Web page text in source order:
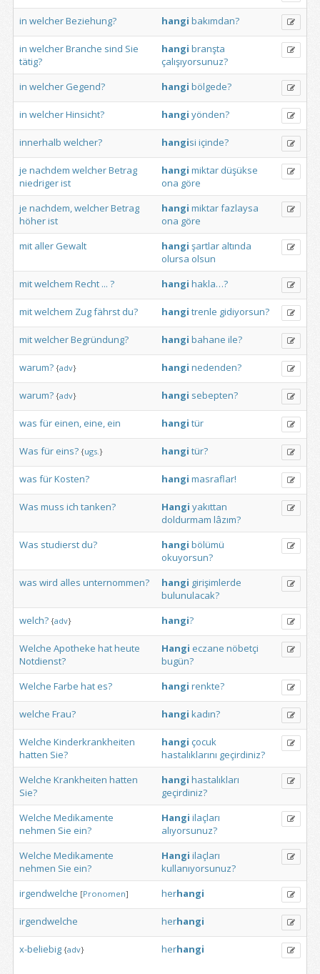
in welcherBeziehung? hangi bakımdan?
in welcherBranche sind Sie
tätig?
hangi branşta
çalışıyorsunuz?
in welcher Gegend? hangi bölgede?
in welcherHinsicht? hangi yönden?
innerhalb welcher? hangisi içinde?
je nachdem welcherBetrag
niedrigerist
hangi miktar düşükse
ona göre
je nachdem,welcherBetrag
höherist
hangi miktarfazlaysa
ona göre
mit aller Gewalt hangi şartlar altında
olursa olsun
mitwelchem Recht ... ? hangi hakla…?
mitwelchem Zugfährst du? hangi trenle gidiyorsun?
mitwelcherBegründung? hangi bahane ile?
warum? {adv} hangi nedenden?
warum? {adv} hangi sebepten?
was für einen, eine, ein hangi tür
Was für eins? {ugs.} hangi tür?
was fürKosten? hangi masraflar!
Was muss ich tanken? Hangi yakıttan
doldurmam lâzım?
Was studierst du? hangi bölümü
okuyorsun?
was wird alles unternommen? hangi girişimlerde
bulunulacak?
welch? {adv} hangi?
Welche Apotheke hatheute
Notdienst?
Hangi eczane nöbetçi
bugün?
Welche Farbe hat es? hangi renkte?
welche Frau? hangi kadın?
Welche Kinderkrankheiten
hatten Sie?
hangi çocuk
hastalıklarını geçirdiniz?
Welche Krankheiten hatten
Sie?
hangi hastalıkları
geçirdiniz?
Welche Medikamente
nehmen Sie ein?
Hangi ilaçları
alıyorsunuz?
Welche Medikamente
nehmen Sie ein?
Hangi ilaçları
kullanıyorsunuz?
irgendwelche [Pronomen] herhangi
irgendwelche herhangi
x-beliebig {adv} herhangi